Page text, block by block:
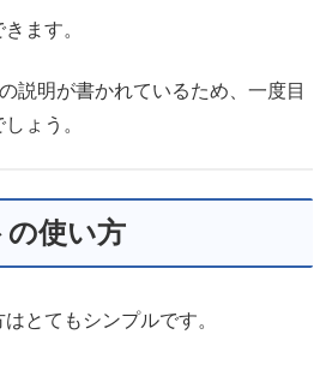
ます。
説明が書かれているため、一度目
ょう。
使い方
とてもシンプルです。